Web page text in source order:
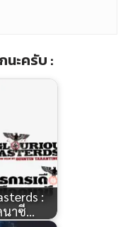
นะครับ :
:
นาซี…